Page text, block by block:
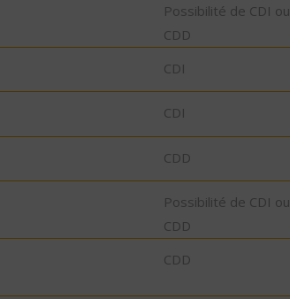
Possibilité de CDI ou
CDD
CDI
CDI
CDD
Possibilité de CDI ou
CDD
CDD